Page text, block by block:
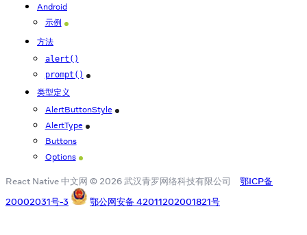
Android
示例 Android
方法
alert()
prompt() iOS
类型定义
AlertButtonStyle iOS
AlertType iOS
Buttons
Options Android
React Native 中文网 © 2026 武汉青罗网络科技有限公司
鄂ICP备
20002031号-3
鄂公网安备 42011202001821号